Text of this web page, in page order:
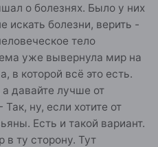
о болезнях. Было у них
искать болезни, верить -
тело
уже вывернула мир на
в которой всё это есть.
давайте лучше от
ну, если хотите от
Есть и такой вариант.
ту сторону. Тут